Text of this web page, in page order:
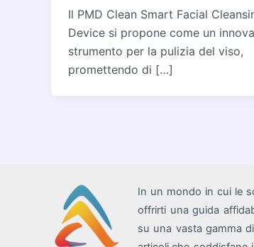
Il PMD Clean Smart Facial
Device si propone come un
strumento per la pulizia del viso,
promettendo di […]
In un mondo in cui le
offrirti una guida
su una vasta gamma